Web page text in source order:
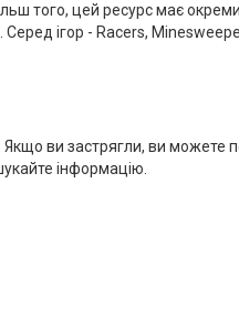
того, цей ресурс має
ігор - Racers,
ви застрягли, ви можете
інформацію.